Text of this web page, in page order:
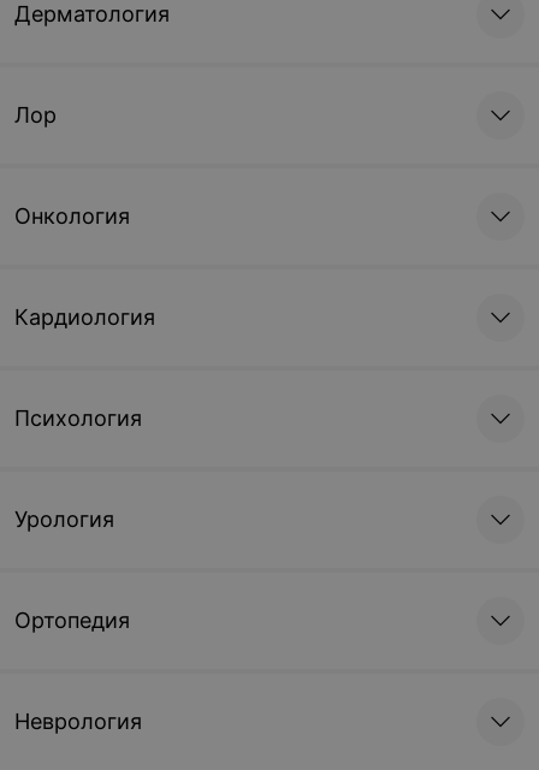
Дерматология
Лор
Онкология
Кардиология
Психология
Урология
Ортопедия
Неврология